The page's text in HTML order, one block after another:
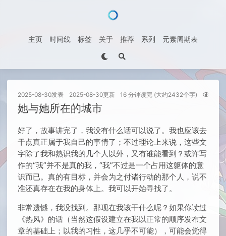
主页 时间线 标签 关于 推荐 系列 元素周期表
2025-08-30发表 2025-08-30更新 16 分钟读完 (大约2432个字)
她与她所在的城市
好了，故事讲完了，我没有什么话可以说了。我也应该去
干点真正属于我自己的事情了；不过理论上来说，这些文
字除了我和熟识我的几个人以外，又有谁能看到？或许写
作的“我”并不是真的我，“我”不过是一个占用这躯体的意
识而已。真的有目标，并会为之付诸行动的那个人，说不
准还真存在在我的身体上。我可以开始寻找了。
非常遗憾，我没找到。那现在我该干什么呢？如果你读过
《热风》的话（当然这假设建立在我以正常的顺序发布文
章的基础上；以我的习性，这几乎不可能），可能会觉得